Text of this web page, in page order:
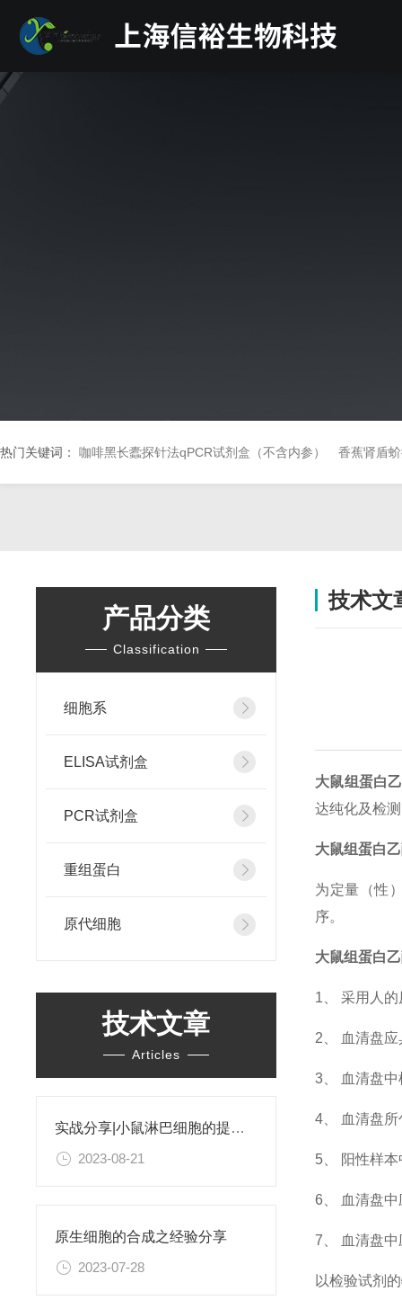
热门关键词： 咖啡黑长蠹探针法qPCR试剂盒（不含内参） 香蕉肾盾
产品分类
Classification
细胞系
ELISA试剂盒
PCR试剂盒
重组蛋白
原代细胞
技术文章
Articles
实战分享|小鼠淋巴细胞的提取和分选之经验小结
2023-08-21
原生细胞的合成之经验分享
2023-07-28
技术文
大鼠组蛋白
达纯化及检
大鼠组蛋白
为定量（性
序。
大鼠组蛋白
1、 采用人
2、 血清盘
3、 血清盘
4、 血清盘
5、 阳性样
6、 血清盘
7、 血清盘
以检验试剂